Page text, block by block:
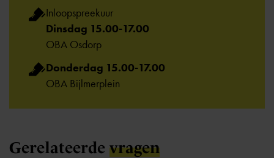
Inloopspreekuur
Dinsdag 15.00-17.00
OBA Osdorp
Donderdag 15.00-17.00
OBA Bijlmerplein
Gerelateerde vragen